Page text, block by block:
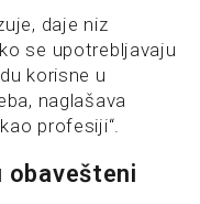
daje niz
se upotrebljavaju
korisne u
naglašava
profesiji“.
obavešteni